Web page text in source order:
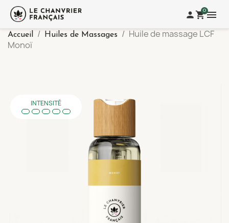
personshopping_cart0menu
Accueil Huiles de Massages
Huile de massage LCF
Monoï
INTENSITÉ